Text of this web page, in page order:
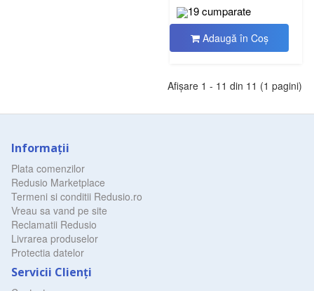
19 cumparate
Adaugă în Coş
Afişare 1 - 11 din 11 (1 pagini)
Informaţii
Plata comenzilor
Redusio Marketplace
Termeni si conditii Redusio.ro
Vreau sa vand pe site
Reclamatii Redusio
Livrarea produselor
Protectia datelor
Servicii Clienţi